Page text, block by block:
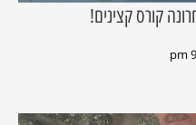
קורס קצינים!